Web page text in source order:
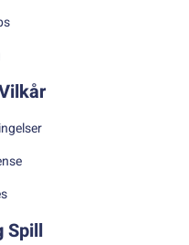
Spill